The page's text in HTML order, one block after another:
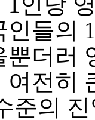
들의
뿐더러
여전히
준의